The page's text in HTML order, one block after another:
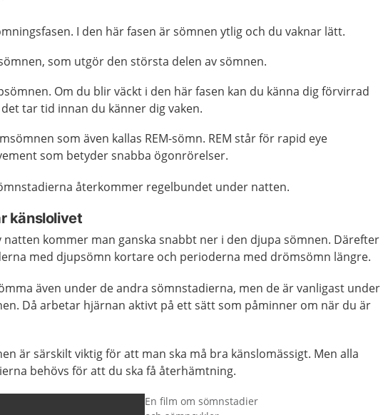
I den här fasen är sömnen ytlig och du vaknar lätt.
som utgör den största delen av sömnen.
Om du blir väckt i den här fasen kan du känna dig förvirrad
tar tid innan du känner dig vaken.
som även kallas REM-sömn. REM står för rapid eye
som betyder snabba ögonrörelser.
återkommer regelbundet under natten.
känslolivet
natten kommer man ganska snabbt ner i den djupa sömnen. Därefter
med djupsömn kortare och perioderna med drömsömn längre.
även under de andra sömnstadierna, men de är vanligast under
Då arbetar hjärnan aktivt på ett sätt som påminner om när du är
är särskilt viktig för att man ska må bra känslomässigt. Men alla
behövs för att du ska få återhämtning.
En film om sömnstadier